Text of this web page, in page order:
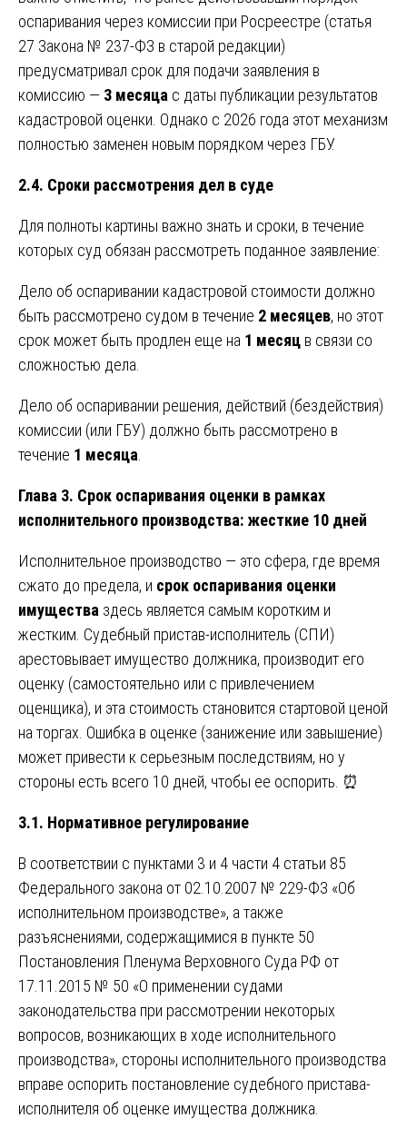
оспаривания через комиссии при Росреестре (статья
27 Закона № 237-ФЗ в старой редакции)
предусматривал срок для подачи заявления в
комиссию — 3 месяца с даты публикации результатов
кадастровой оценки. Однако с 2026 года этот механизм
полностью заменен новым порядком через ГБУ.
2.4. Сроки рассмотрения дел в суде
Для полноты картины важно знать и сроки, в течение
которых суд обязан рассмотреть поданное заявление:
Дело об оспаривании кадастровой стоимости должно
быть рассмотрено судом в течение 2 месяцев, но этот
срок может быть продлен еще на 1 месяц в связи со
сложностью дела.
Дело об оспаривании решения, действий (бездействия)
комиссии (или ГБУ) должно быть рассмотрено в
течение 1 месяца
Глава 3. Срок оспаривания оценки в рамках
исполнительного производства: жесткие 10 дней
Исполнительное производство — это сфера, где время
сжато до предела, и срок оспаривания оценки
имущества здесь является самым коротким и
жестким. Судебный пристав-исполнитель (СПИ)
арестовывает имущество должника, производит его
оценку (самостоятельно или с привлечением
оценщика), и эта стоимость становится стартовой ценой
на торгах. Ошибка в оценке (занижение или завышение)
может привести к серьезным последствиям, но у
стороны есть всего 10 дней, чтобы ее оспорить. ⏰
3.1. Нормативное регулирование
В соответствии с пунктами 3 и 4 части 4 статьи 85
Федерального закона от 02.10.2007 № 229-ФЗ «Об
исполнительном производстве», а также
разъяснениями, содержащимися в пункте 50
Постановления Пленума Верховного Суда РФ от
17.11.2015 № 50 «О применении судами
законодательства при рассмотрении некоторых
вопросов, возникающих в ходе исполнительного
производства», стороны исполнительного производства
вправе оспорить постановление судебного пристава-
исполнителя об оценке имущества должника.